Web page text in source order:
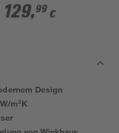
150X' 18 V 5,0 Ah mit
Akku und Ladegerät
129,99 €
Design
m²K